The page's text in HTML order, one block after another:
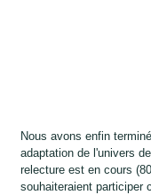
Nous avons enfin
adaptation de l'univers
relecture est en cours
souhaiteraient participer